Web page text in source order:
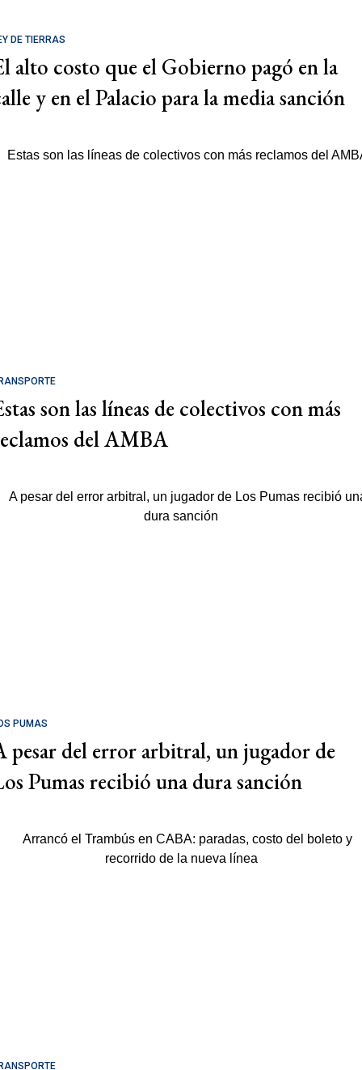
DE TIERRAS
alto costo que el Gobierno pagó en la
y en el Palacio para la media sanción
son las líneas de colectivos con más
del AMBA
PUMAS
pesar del error arbitral, un jugador de
Pumas recibió una dura sanción